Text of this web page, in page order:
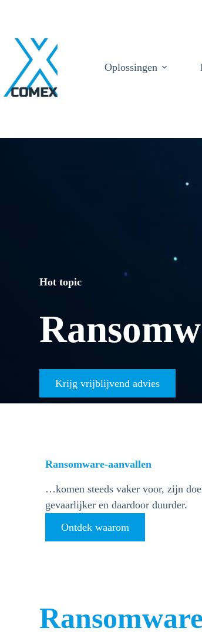
Oplossingen
Hot topic
Krijg vrijblijvend advies
Ransomware-aanvallen
…komen steeds vaker voor, zijn
gevaarlijker en daardoor duurder.
Ontdek waarom